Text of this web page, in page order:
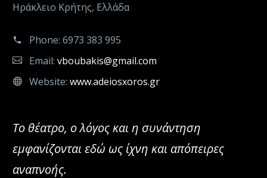
Ηράκλειο Κρήτης, Ελλάδα
Phone: 6973 383 995
Email: vboubakis@gmail.com
Website: www.adeiosxoros.gr
Το θέατρο, ο λόγος και η συνάντηση
εμφανίζονται εδώ ως ίχνη και απόπειρες
αναπνοής.